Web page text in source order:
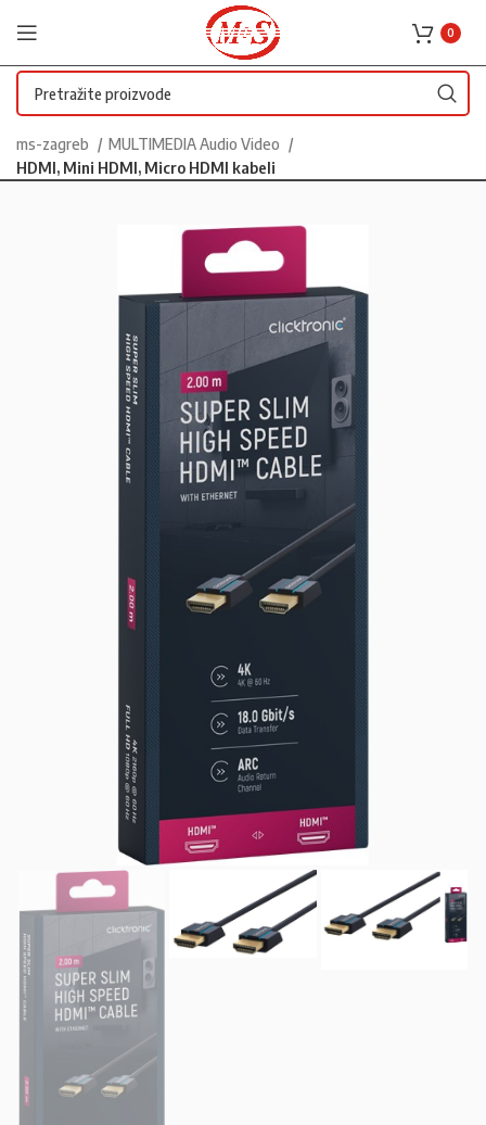
0
ms-zagreb
MULTIMEDIA Audio Video
HDMI, Mini HDMI, Micro HDMI kabeli